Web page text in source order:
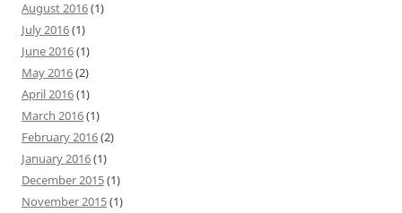
August 2016(1)
July 2016(1)
June 2016(1)
May 2016(2)
April 2016(1)
March 2016(1)
February 2016(2)
January 2016(1)
December 2015(1)
November 2015(1)